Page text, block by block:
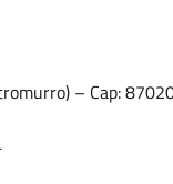
– Cap: